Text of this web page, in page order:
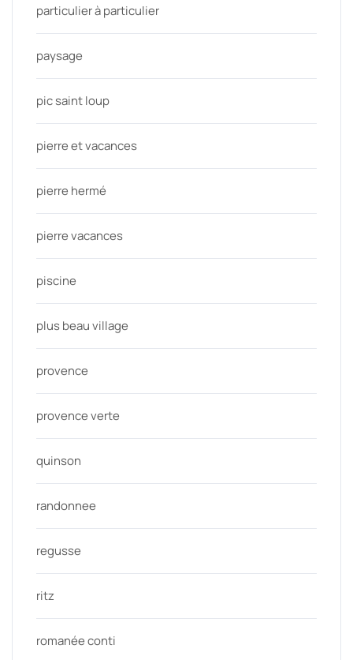
particulier à particulier
paysage
pic saint loup
pierre et vacances
pierre hermé
pierre vacances
piscine
plus beau village
provence
provence verte
quinson
randonnee
regusse
ritz
romanée conti